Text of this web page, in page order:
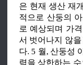
은 현재 생산 재
적으로 산둥의
로 예상되며 가
서 벗어나지 않
다. 5 월, 산둥성
력을 상한하는